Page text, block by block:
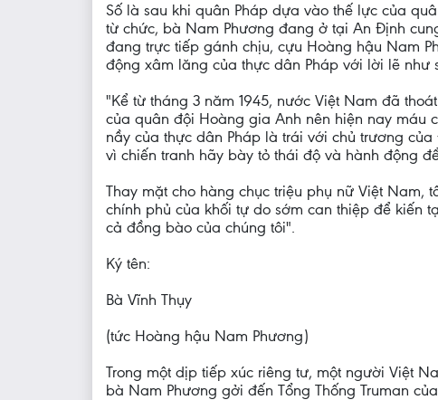
Số là sau khi quân Pháp dựa vào thế lực của
từ chức, bà Nam Phương đang ở tại An Định
đang trực tiếp gánh chịu, cựu Hoàng hậu Nam
động xâm lăng của thực dân Pháp với lời lẽ như
"Kể từ tháng 3 năm 1945, nước Việt Nam đã
của quân đội Hoàng gia Anh nên hiện nay máu
nầy của thực dân Pháp là trái với chủ trương
vì chiến tranh hãy bày tỏ thái độ và hành động
Thay mặt cho hàng chục triệu phụ nữ Việt
chính phủ của khối tự do sớm can thiệp để kiến
cả đồng bào của chúng tôi".
Ký tên:
Bà Vĩnh Thụy
(tức Hoàng hậu Nam Phương)
Trong một dịp tiếp xúc riêng tư, một người Việt
bà Nam Phương gởi đến Tổng Thống Truman